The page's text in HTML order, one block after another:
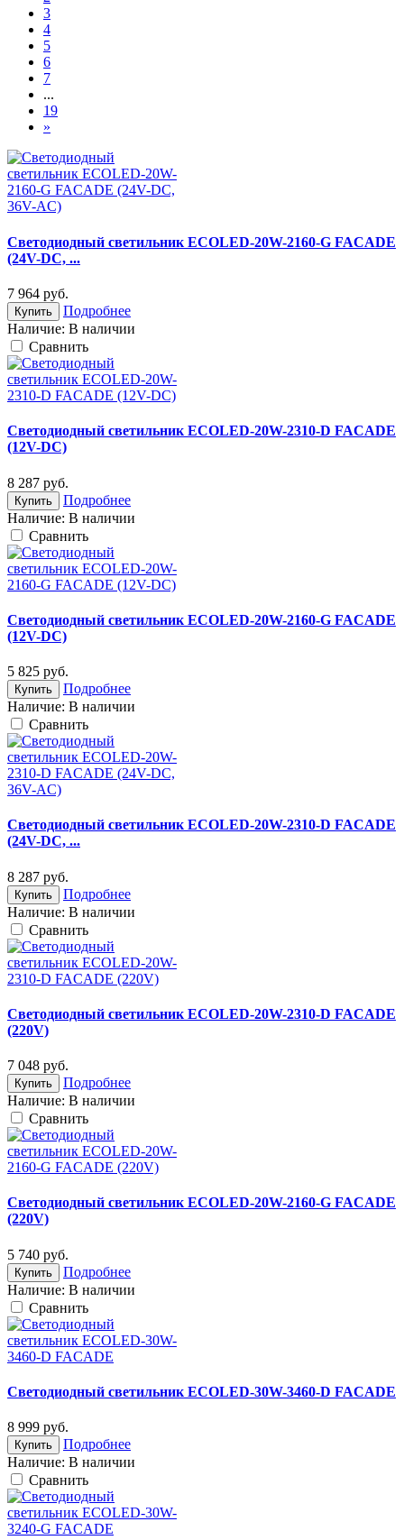
3
4
5
6
7
...
19
»
Светодиодный светильник ECOLED-20W-2160-G FACADE
(24V-DC, ...
7 964 руб.
Купить
Подробнее
Наличие: В наличии
Cравнить
Светодиодный светильник ECOLED-20W-2310-D FACADE
(12V-DС)
8 287 руб.
Купить
Подробнее
Наличие: В наличии
Cравнить
Светодиодный светильник ECOLED-20W-2160-G FACADE
(12V-DС)
5 825 руб.
Купить
Подробнее
Наличие: В наличии
Cравнить
Светодиодный светильник ECOLED-20W-2310-D FACADE
(24V-DC, ...
8 287 руб.
Купить
Подробнее
Наличие: В наличии
Cравнить
Светодиодный светильник ECOLED-20W-2310-D FACADE
(220V)
7 048 руб.
Купить
Подробнее
Наличие: В наличии
Cравнить
Светодиодный светильник ECOLED-20W-2160-G FACADE
(220V)
5 740 руб.
Купить
Подробнее
Наличие: В наличии
Cравнить
Светодиодный светильник ECOLED-30W-3460-D FACADE
8 999 руб.
Купить
Подробнее
Наличие: В наличии
Cравнить